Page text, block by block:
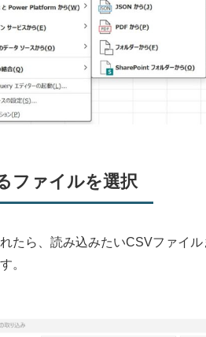
ファイルを選択
たら、読み込みたいCSVファイ
。